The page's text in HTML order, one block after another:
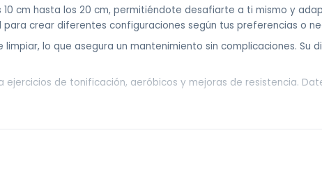
cm hasta los 20 cm, permitiéndote desafiarte a ti mismo y
crear diferentes configuraciones según tus preferencias o
lo que asegura un mantenimiento sin complicaciones.
ejercicios de tonificación, aeróbicos y mejoras de resistencia.